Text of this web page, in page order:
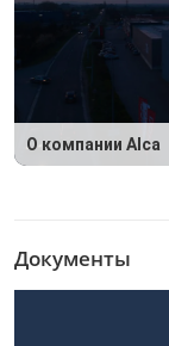
О компании Alca
Документы